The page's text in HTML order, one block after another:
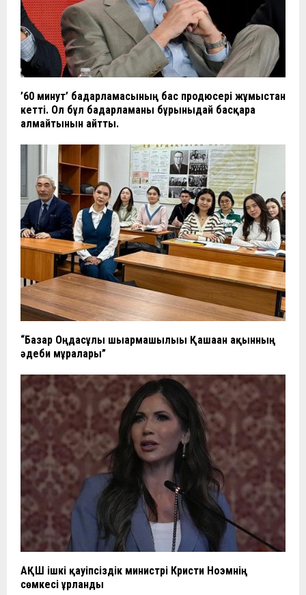
’60 минут’ бағдарламасының бас продюсері жұмыстан
кетті. Ол бұл бағдарламаны бұрынғыдай басқара
алмайтынын айтты.
“Базар Оңдасұлы шығармашылығы Қашаған ақынның
әдеби мұралары”
АҚШ ішкі қауіпсіздік министрі Кристи Ноэмнің
сөмкесі ұрланды